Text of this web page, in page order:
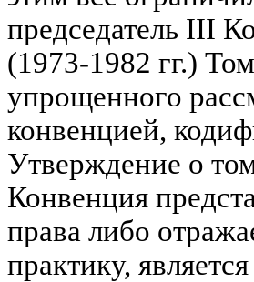
председатель III
(1973-1982 гг.)
упрощенного
конвенцией,
Утверждение о
Конвенция
права либо
практику,